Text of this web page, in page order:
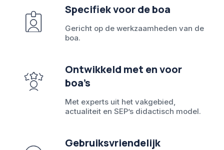
Specifiek voor de boa
Gericht op de werkzaamheden van de
boa.
Ontwikkeld met en voor
boa’s
Met experts uit het vakgebied,
actualiteit en SEP’s didactisch model.
Gebruiksvriendelijk